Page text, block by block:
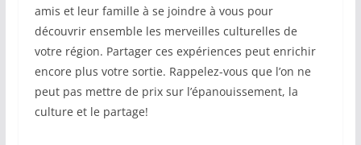
amis et leur famille à se joindre à vous pour
découvrir ensemble les merveilles culturelles de
votre région. Partager ces expériences peut enrichir
encore plus votre sortie. Rappelez-vous que l’on ne
peut pas mettre de prix sur l’épanouissement, la
culture et le partage!